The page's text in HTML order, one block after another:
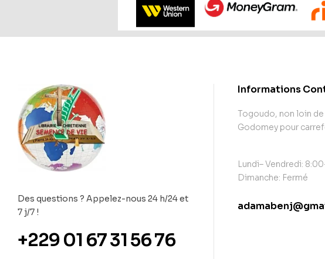
Des questions ? Appelez-nous 24 h/24 et
7 j/7 !
+229 01 67 31 56 76
Informations
Togoudo, non loin
Godomey pour
Lundi– Vendredi:
Dimanche: Fermé